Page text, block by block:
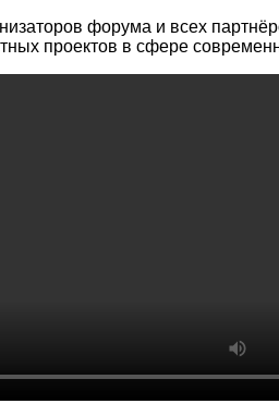
форума и всех
проектов в сфере